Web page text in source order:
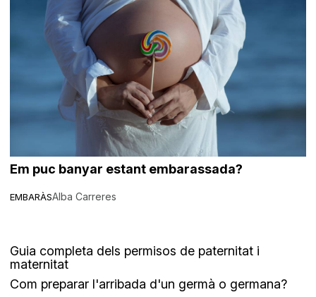
EMBARÀS
Em puc banyar estant embarassada?
Alba Carreres
Guia completa dels permisos de paternitat i
maternitat
Com preparar l'arribada d'un germà o germana?